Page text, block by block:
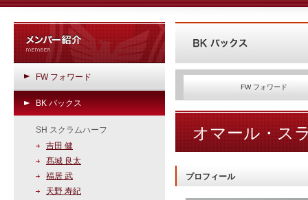
FW フォワード
BK バックス
SH スクラムハーフ
吉田 健
髙城 良太
福居 武
天野 寿紀
FW フォワード
オマール・ス
プロフィール